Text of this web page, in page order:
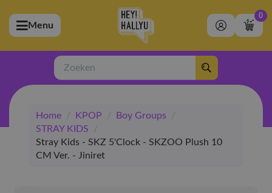
(Artiesten)
(Merchandise)
(Exclusive)
(Winkel)
Menu
0
Zoeken
Home / KPOP / Boy Groups
/
STRAY KIDS
/
Stray Kids - SKZ 5'Clock - SKZOO Plush 10
CM Ver. - Jiniret